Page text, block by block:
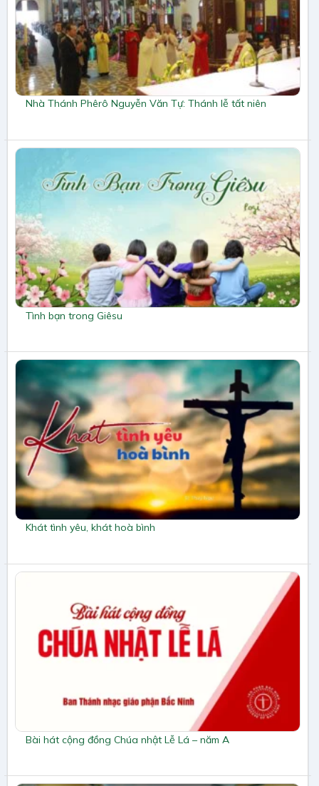
Nhà Thánh Phêrô Nguyễn Văn Tự: Thánh lễ tất niên
Tình bạn trong Giêsu
Khát tình yêu, khát hoà bình
Bài hát cộng đồng Chúa nhật Lễ Lá – năm A